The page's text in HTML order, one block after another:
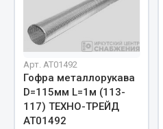
Паронит
Патрубки
Прокладки
Рукава высокого давления
Показать ещё
Арт. АТ01492
Гофра металлорукава
D=115мм L=1м (113-
117) ТЕХНО-ТРЕЙД
АТ01492